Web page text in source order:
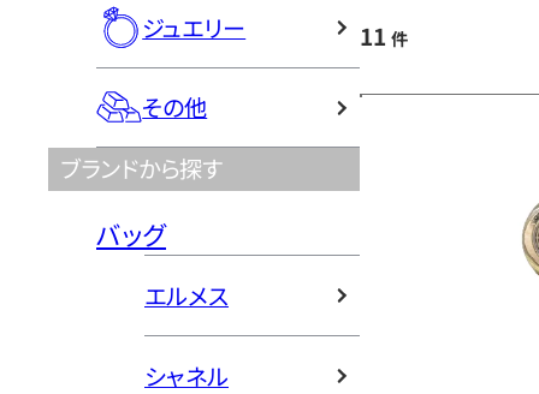
ジュエリー
その他
ブランドから探す
バッグ
エルメス
シャネル
11 件